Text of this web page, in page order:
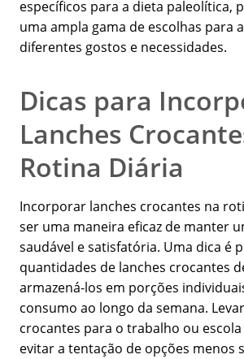
específicos para a dieta paleolítica,
uma ampla gama de escolhas para
diferentes gostos e necessidades.
Dicas para
Lanches
Rotina Diária
Incorporar lanches crocantes na
ser uma maneira eficaz de manter
saudável e satisfatória. Uma dica é
quantidades de lanches crocantes
armazená-los em porções
consumo ao longo da semana.
crocantes para o trabalho ou
evitar a tentação de opções menos